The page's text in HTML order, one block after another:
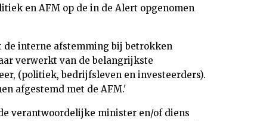
en AFM op de in de Alert opgenomen
de interne afstemming bij betrokken
verwerkt van de belangrijkste
(politiek, bedrijfsleven en investeerders).
afgestemd met de AFM.'
verantwoordelijke minister en/of diens